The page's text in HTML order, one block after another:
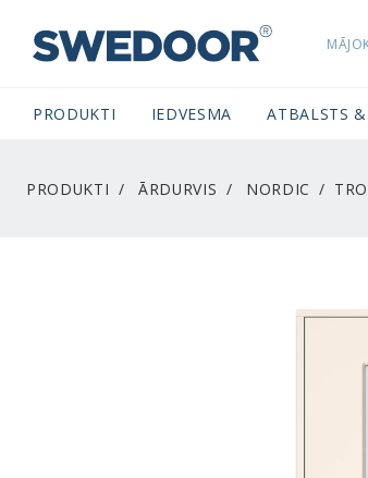
SWEDOORLATVIA
PRODUKTI IEDVESMA ATBALSTS
PRODUKTI ĀRDURVIS NORDIC